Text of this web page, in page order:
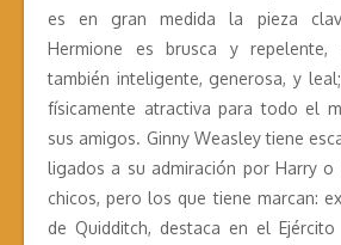
es en gran medida la pieza
Hermione es brusca y repelente,
también inteligente, generosa, y
físicamente atractiva para todo el
sus amigos. Ginny Weasley tiene
ligados a su admiración por Harry
chicos, pero los que tiene marcan:
de Quidditch, destaca en el